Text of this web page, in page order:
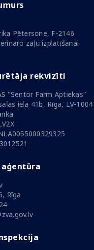
Pētersone, F-2146
zāļu izplatīšanai
rekvizīti
"Sentor Farm Aptiekas"
iela 41b, Rīga, LV-1004
Rīga